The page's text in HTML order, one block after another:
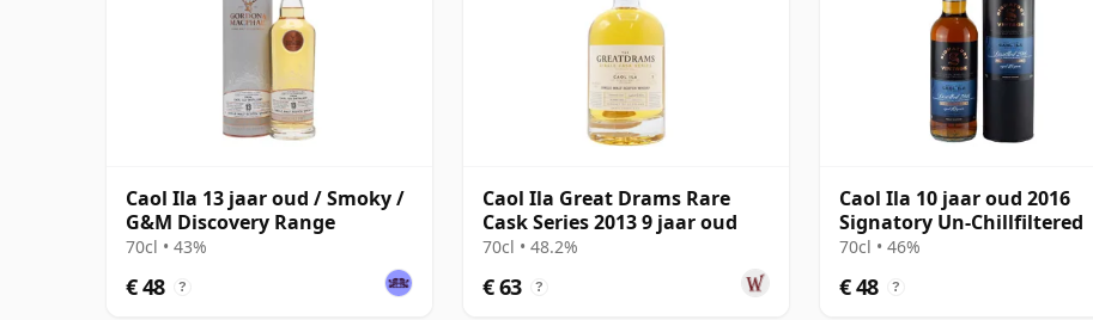
Caol Ila 13 jaar oud / Smoky /
G&M Discovery Range
70cl • 43%
€ 48 ?
Caol Ila Great Drams Rare
Cask Series 2013 9 jaar oud
70cl • 48.2%
€ 63 ?
Caol Ila 10 jaar oud 2016
Signatory Un-Chillfiltered
70cl • 46%
€ 48 ?